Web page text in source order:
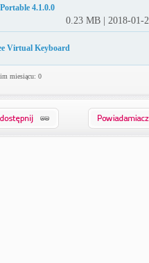
4.1.0.0
0.23 MB | 2018-01-
Virtual Keyboard
miesiącu: 0